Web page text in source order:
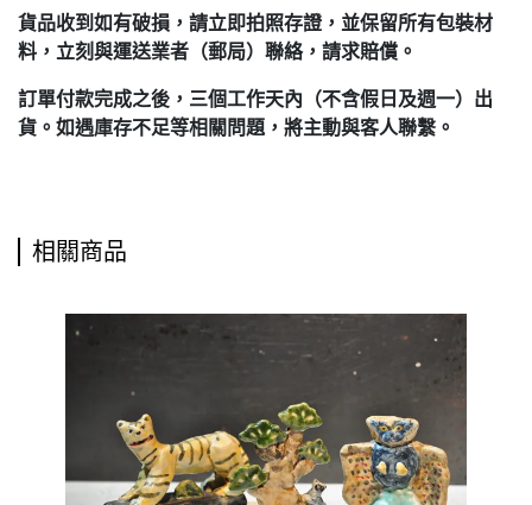
貨品收到如有破損，請立即拍照存證，並保留所有包裝材
料，立刻與運送業者（郵局）聯絡，請求賠償。
訂單付款完成之後，三個工作天內（不含假日及週一）出
貨。如遇庫存不足等相關問題，將主動與客人聯繫。
相關商品